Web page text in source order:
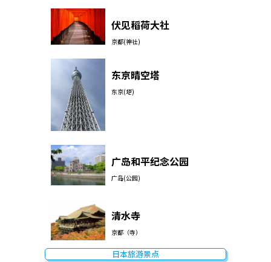
伏见稻荷大社
京都(神社)
东京晴空塔
东京(塔)
广岛和平纪念公园
广岛(公园)
清水寺
京都（寺）
日本旅游景点